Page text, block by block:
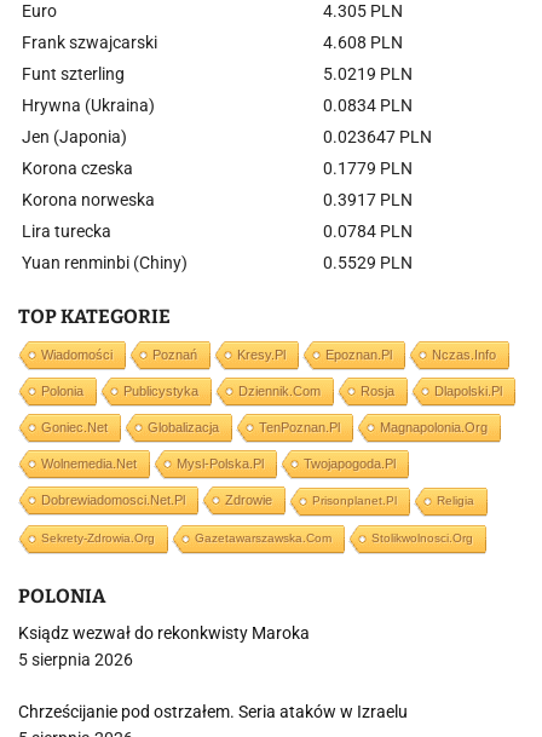
Euro
4.305 PLN
Frank szwajcarski
4.608 PLN
Funt szterling
5.0219 PLN
Hrywna (Ukraina)
0.0834 PLN
Jen (Japonia)
0.023647 PLN
Korona czeska
0.1779 PLN
Korona norweska
0.3917 PLN
Lira turecka
0.0784 PLN
Yuan renminbi (Chiny)
0.5529 PLN
TOP KATEGORIE
Wiadomości Poznań Kresy.pl Epoznan.pl Nczas.info
Polonia Publicystyka Dziennik.com Rosja Dlapolski.pl
Goniec.net Globalizacja TenPoznan.pl Magnapolonia.org
Wolnemedia.net Mysl-Polska.pl Twojapogoda.pl
Dobrewiadomosci.net.pl Zdrowie Prisonplanet.pl Religia
Sekrety-Zdrowia.org Gazetawarszawska.com Stolikwolnosci.org
POLONIA
Ksiądz wezwał do rekonkwisty Maroka
5 sierpnia 2026
Chrześcijanie pod ostrzałem. Seria ataków w Izraelu